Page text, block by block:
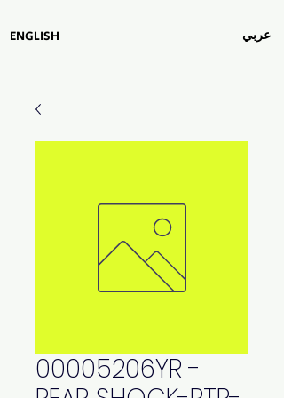
عربي ENGLISH
00005206YR -